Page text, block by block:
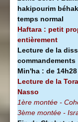
hakipourim
temps normal
Haftara : petit
entièrement
Lecture de la
commandements
Min'ha : de
Lecture de la
Nasso
1ère montée -
3ème montée -